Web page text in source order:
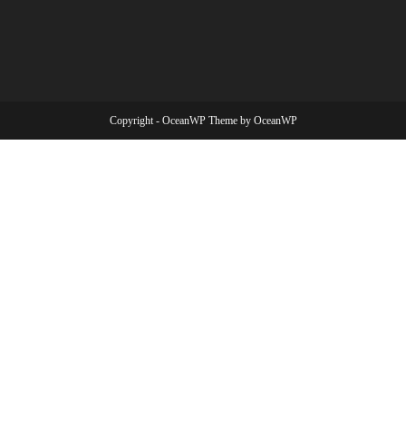
Copyright - OceanWP Theme by OceanWP